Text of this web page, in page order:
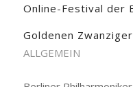
Online-Festival der
Goldenen Zwanziger
ALLGEMEIN